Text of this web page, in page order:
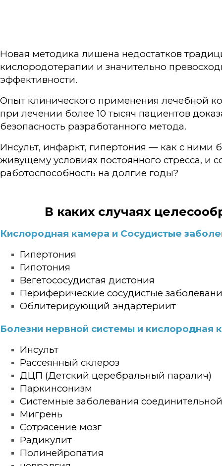
Новая методика лишена недостатков
кислородотерапии и значительно
эффективности.
Опыт клинического применения лечебной
при лечении более 10 тысяч пациентов
безопасность разработанного метода.
Инсульт, инфаркт, гипертония — как с ними
живущему условиях постоянного стресса, и
работоспособность на долгие годы?
В каких случаях
Кислородная камера и Сосудистые
Гипертония
Гипотония
Вегетососудистая дистония
Периферические сосудистые
Облитерирующий эндартериит
Болезни нервной системы и кислородная
Инсульт
Рассеянный склероз
ДЦП (Детский церебральный паралич)
Паркинсонизм
Системные заболевания
Мигрень
Сотрясение мозг
Радикулит
Полинейропатия